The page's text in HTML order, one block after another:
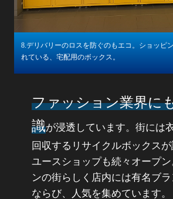
8.デリバリーのロスを防ぐのもエコ。ショッピ
れている、宅配用のボックス。
ファッション業界に
識が浸透しています。街には
回収するリサイクルボックス
ユースショップも続々オープン
ンの街らしく店内には有名ブ
ならび、人気を集めています。